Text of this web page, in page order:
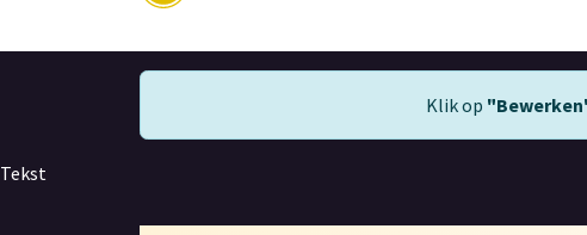
Klik op
Tekst